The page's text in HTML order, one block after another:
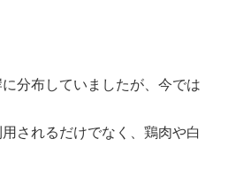
分布していましたが、今では
されるだけでなく、鶏肉や白